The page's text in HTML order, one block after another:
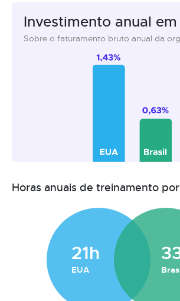
Investimento anual em
Sobre o faturamento bruto anual da
Horas anuais de treinamento
21h
EUA